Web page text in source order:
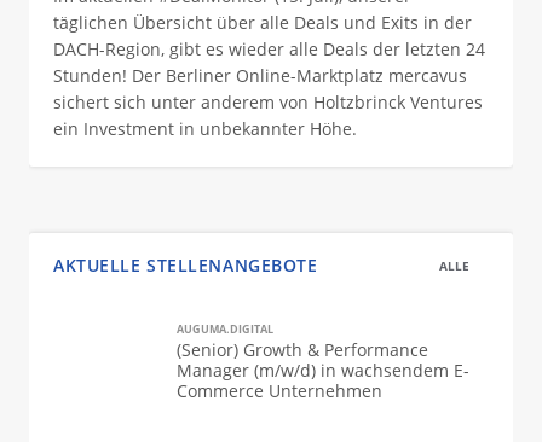
täglichen Übersicht über alle Deals und Exits in der
DACH-Region, gibt es wieder alle Deals der letzten 24
Stunden! Der Berliner Online-Marktplatz mercavus
sichert sich unter anderem von Holtzbrinck Ventures
ein Investment in unbekannter Höhe.
AKTUELLE STELLENANGEBOTE ALLE
AUGUMA.DIGITAL
(Senior) Growth & Performance
Manager (m/w/d) in wachsendem E-
Commerce Unternehmen